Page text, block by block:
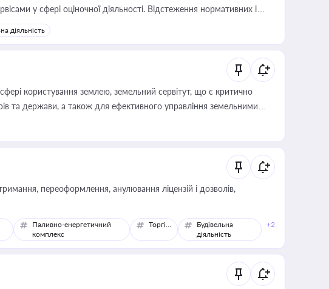
у сфері оціночної діяльності. Відстеження нормативних і
юриста або бухгалтера під час оподаткування,
і перевірки статусу суб'єктів оціночної діяльності
діяльність
сфері користування землею, земельний сервітут, що є критично
та держави, а також для ефективного управління земельними
переоформлення, анулювання ліцензій і дозволів,
Паливно-енергетичний
комплекс
Торгівля
Будівельна
діяльність
+2